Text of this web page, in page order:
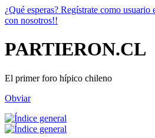
¿Qué esperas? Regístrate como
con nosotros!!
PARTIERON.CL
El primer foro hípico chileno
Obviar